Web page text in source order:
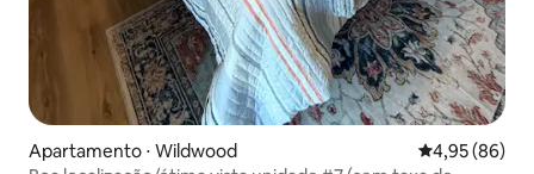
Apartamento ⋅ Wildwood 4,95 de uma
4,95 (86)